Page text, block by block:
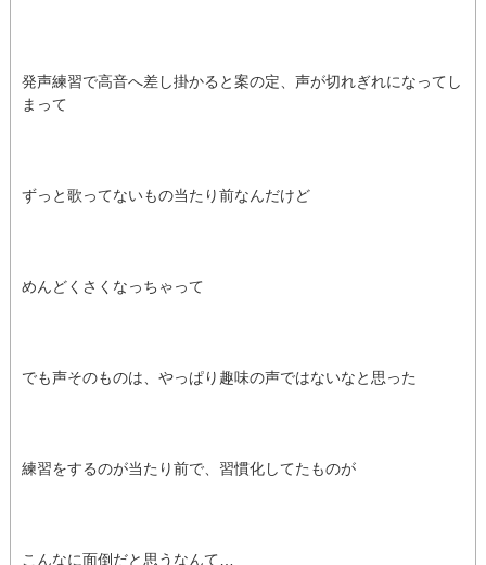
発声練習で高音へ差し掛かると案の定、声が切れぎれになってし
まって
ずっと歌ってないもの当たり前なんだけど
めんどくさくなっちゃって
でも声そのものは、やっぱり趣味の声ではないなと思った
練習をするのが当たり前で、習慣化してたものが
こんなに面倒だと思うなんて…